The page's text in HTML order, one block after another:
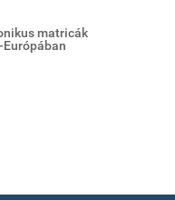
matricák
Európában